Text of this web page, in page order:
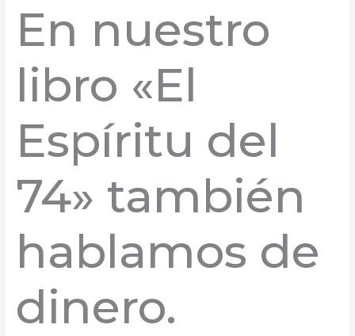
En nuestro
libro «El
Espíritu del
74» también
hablamos de
dinero.